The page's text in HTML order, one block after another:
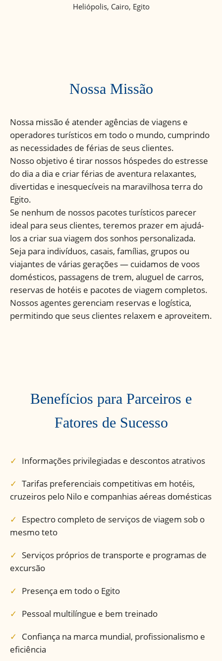
Heliópolis, Cairo, Egito
Nossa Missão
Nossa missão é atender agências de viagens e
operadores turísticos em todo o mundo, cumprindo
as necessidades de férias de seus clientes.
Nosso objetivo é tirar nossos hóspedes do estresse
do dia a dia e criar férias de aventura relaxantes,
divertidas e inesquecíveis na maravilhosa terra do
Egito.
Se nenhum de nossos pacotes turísticos parecer
ideal para seus clientes, teremos prazer em ajudá-
los a criar sua viagem dos sonhos personalizada.
Seja para indivíduos, casais, famílias, grupos ou
viajantes de várias gerações — cuidamos de voos
domésticos, passagens de trem, aluguel de carros,
reservas de hotéis e pacotes de viagem completos.
Nossos agentes gerenciam reservas e logística,
permitindo que seus clientes relaxem e aproveitem.
Benefícios para Parceiros e
Fatores de Sucesso
Informações privilegiadas e descontos atrativos
Tarifas preferenciais competitivas em hotéis,
cruzeiros pelo Nilo e companhias aéreas domésticas
Espectro completo de serviços de viagem sob o
mesmo teto
Serviços próprios de transporte e programas de
excursão
Presença em todo o Egito
Pessoal multilíngue e bem treinado
Confiança na marca mundial, profissionalismo e
eficiência